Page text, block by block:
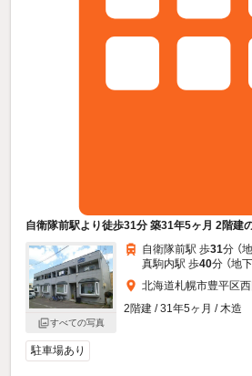
自衛隊前駅より徒歩31分 築31年5ヶ月 2階建
すべての写真
自衛隊前駅 歩31分 （
真駒内駅 歩40分 （地
北海道札幌市豊平区
2階建 / 31年5ヶ月 / 木造
駐車場あり